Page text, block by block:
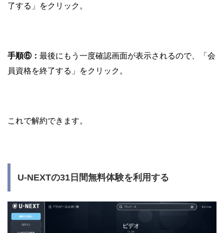
了する」をクリック。
手順⑥： 最後にもう一度確認画面が表示されるので、「会
員資格を終了する」をクリック。
これで解約できます。
U-NEXTの31日間無料体験を利用する